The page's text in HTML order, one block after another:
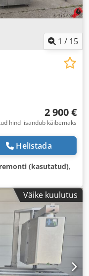
1 / 15
2 900 €
hind lisandub käibemaks
Helistada
(kasutatud),
Väike kuulutus